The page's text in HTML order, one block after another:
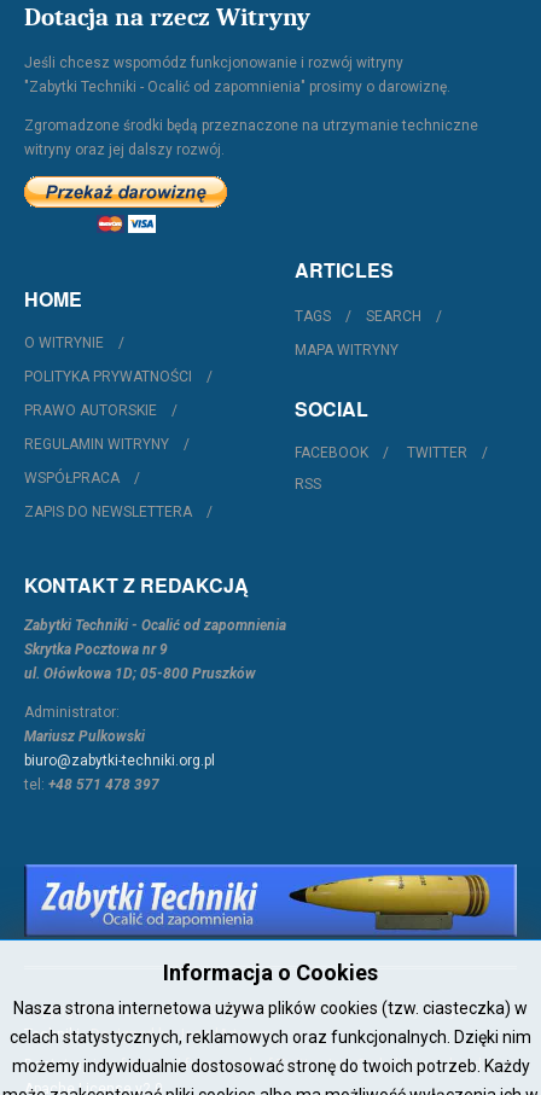
Dotacja na rzecz Witryny
Jeśli chcesz wspomódz funkcjonowanie i rozwój witryny
"Zabytki Techniki - Ocalić od zapomnienia" prosimy o darowiznę.
Zgromadzone środki będą przeznaczone na utrzymanie techniczne
witryny oraz jej dalszy rozwój.
Informacja o Cookies
Nasza strona internetowa używa plików cookies (tzw. ciasteczka) w
celach statystycznych, reklamowych oraz funkcjonalnych. Dzięki nim
możemy indywidualnie dostosować stronę do twoich potrzeb. Każdy
HOME
O WITRYNIE
POLITYKA PRYWATNOŚCI
PRAWO AUTORSKIE
REGULAMIN WITRYNY
WSPÓŁPRACA
ZAPIS DO NEWSLETTERA
ARTICLES
TAGS
SEARCH
MAPA WITRYNY
SOCIAL
FACEBOOK
TWITTER
RSS
KONTAKT Z REDAKCJĄ
Zabytki Techniki - Ocalić od zapomnienia
Skrytka Pocztowa nr 9
ul. Ołówkowa 1D; 05-800 Pruszków
Administrator:
Mariusz Pulkowski
biuro@zabytki-techniki.org.pl
tel: +48 571 478 397
Copyright © 2026 Joomla!. All Rights Reserved. Powered byZabytki-
Techniki- Designed by JoomlArt.com.
Bootstrapis a front-end framework of Twitter, Inc. Code licensed under
Apache License v2.0 .